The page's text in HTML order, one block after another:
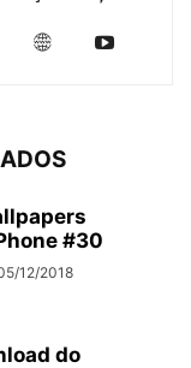
#30
12/2018
do